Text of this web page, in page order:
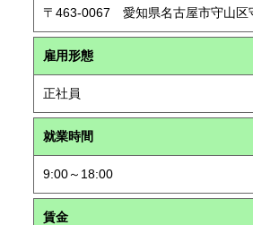
〒463-0067 愛知県名古屋市守山区
雇用形態
正社員
就業時間
9:00～18:00
賃金